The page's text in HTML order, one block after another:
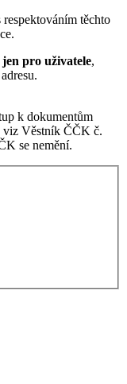
těchto
jen pro uživatele,
k dokumentům
viz Věstník ČČK č.
se nemění.